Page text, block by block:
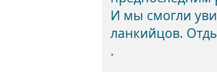
И мы смогли
ланкийцов.
.